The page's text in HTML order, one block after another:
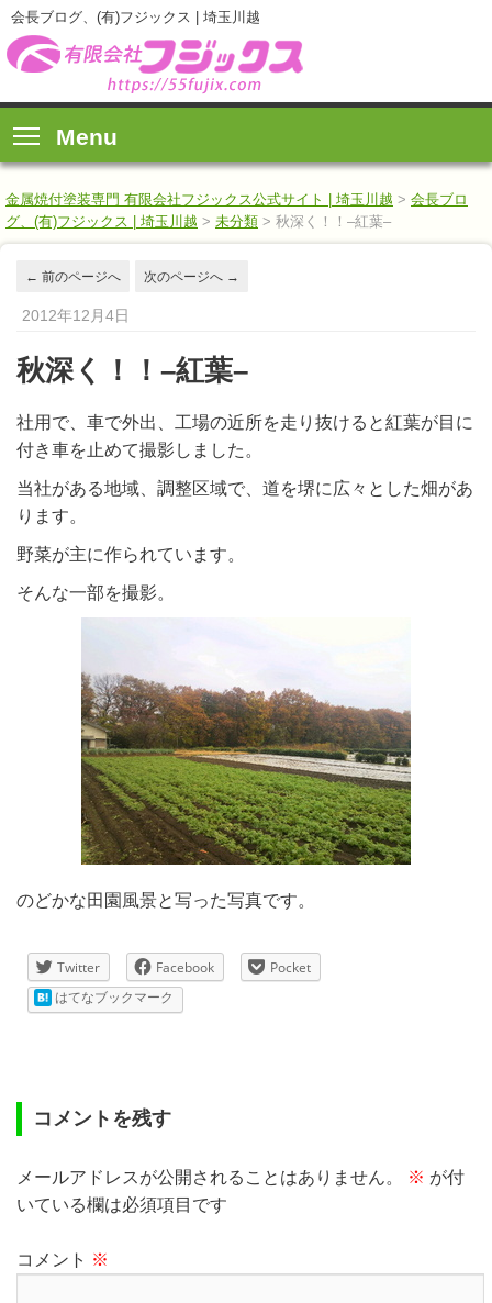
会長ブログ、(有)フジックス | 埼玉川越
Menu
金属焼付塗装専門 有限会社フジックス公式サイト | 埼玉川越 > 会長ブロ
グ、(有)フジックス | 埼玉川越 > 未分類 > 秋深く！！–紅葉–
← 前のページへ 次のページへ →
2012年12月4日
秋深く！！–紅葉–
社用で、車で外出、工場の近所を走り抜けると紅葉が目に
付き車を止めて撮影しました。
当社がある地域、調整区域で、道を堺に広々とした畑があ
ります。
野菜が主に作られています。
そんな一部を撮影。
のどかな田園風景と写った写真です。
Twitter Facebook
Pocket
はてなブックマーク
コメントを残す
メールアドレスが公開されることはありません。 ※ が付
いている欄は必須項目です
コメント ※